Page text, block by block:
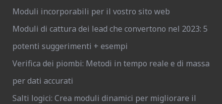
Moduli incorporabili per il vostro sito web
Moduli di cattura dei lead che convertono nel 2023: 5
potenti suggerimenti + esempi
Verifica dei piombi: Metodi in tempo reale e di massa
per dati accurati
Salti logici: Crea moduli dinamici per migliorare il